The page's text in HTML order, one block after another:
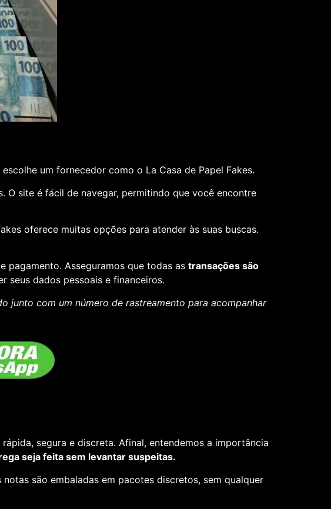
um fornecedor como o La Casa de Papel Fakes.
O site é fácil de navegar, permitindo que você encontre
oferece muitas opções para atender às suas buscas.
pagamento. Asseguramos que todas as transações são
seus dados pessoais e financeiros.
junto com um número de rastreamento para acompanhar
segura e discreta. Afinal, entendemos a importância
seja feita sem levantar suspeitas.
são embaladas em pacotes discretos, sem qualquer